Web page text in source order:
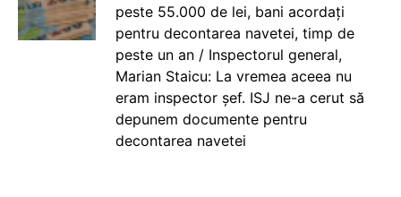
peste 55.000 de lei, bani acordați
pentru decontarea navetei, timp de
peste un an / Inspectorul general,
Marian Staicu: La vremea aceea nu
eram inspector șef. ISJ ne-a cerut să
depunem documente pentru
decontarea navetei